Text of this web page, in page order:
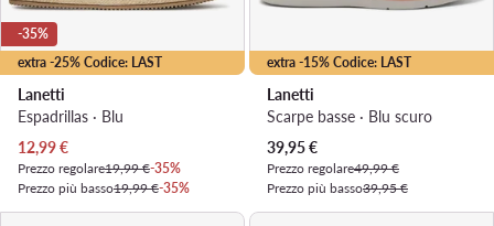
extra -25% Codice: LAST
-35%
Lanetti
Espadrillas · Blu
Prezzo attuale
12,99€
Prezzo regolare19,99 €-35%
Prezzo più basso19,99 €-35%
extra -15% Codice: LAST
Lanetti
Scarpe basse · Blu scuro
Prezzo attuale
39,95€
Prezzo regolare49,99 €
Prezzo più basso39,95 €